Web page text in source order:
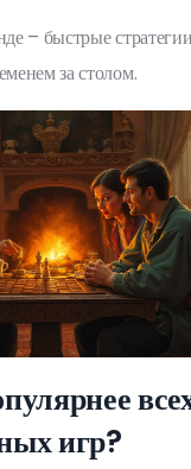
– быстрые
за столом.
игр?